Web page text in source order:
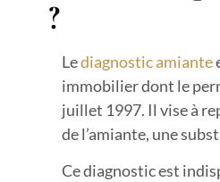
?
Lediagnostic amiante
immobilier dont le
juillet 1997. Il vise à
de l’amiante, une
Ce diagnostic est